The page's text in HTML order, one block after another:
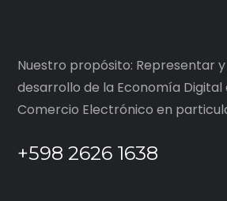
Nuestro propósito: Representar
desarrollo de la Economía Digital
Comercio Electrónico en
+598 2626 1638